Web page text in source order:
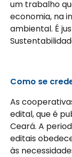
um trabalho
economia, na
ambiental. É
Como se
As
edital, que é
Ceará. A
editais
às